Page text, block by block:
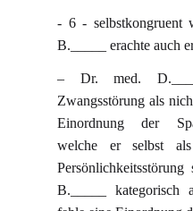
- 6 - selbstkongruent
B._____ erachte auch
– Dr. med.
Zwangsstörung als
Einordnung der
welche er selbst
B._____ kategorisch